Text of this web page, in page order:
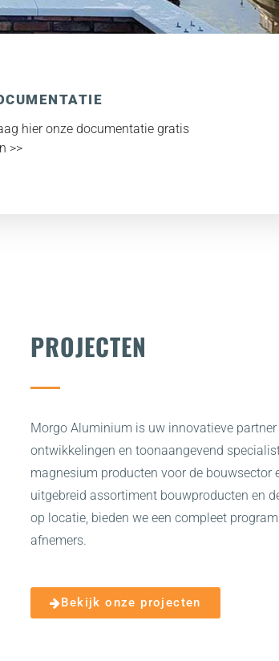
voor de bouwsector
catalogus 2022 >>
hier onze documentatie gratis
>>
PROJECTEN
Morgo Aluminium is uw innovatieve
ontwikkelingen en toonaangevend
magnesium producten voor de bouwsector
uitgebreid assortiment bouwproducten en
op locatie, bieden we een compleet
afnemers.
Bekijk onze projecten